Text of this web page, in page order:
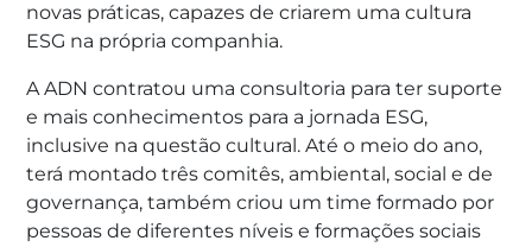
novas práticas, capazes de criarem uma cultura
ESG na própria companhia.
A ADN contratou uma consultoria para ter suporte
e mais conhecimentos para a jornada ESG,
inclusive na questão cultural. Até o meio do ano,
terá montado três comitês, ambiental, social e de
governança, também criou um time formado por
pessoas de diferentes níveis e formações sociais